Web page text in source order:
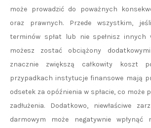
może prowadzić do poważnych
oraz prawnych. Przede wszystkim,
terminów spłat lub nie spełnisz innych
możesz zostać obciążony
znacznie zwiększą całkowity koszt
przypadkach instytucje finansowe mają
odsetek za opóźnienia w spłacie, co może
zadłużenia. Dodatkowo, niewłaściwe
darmowym może negatywnie